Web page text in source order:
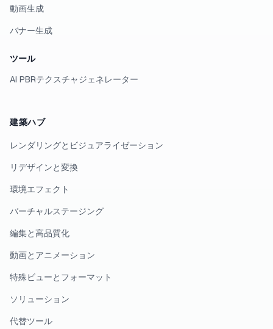
動画生成
バナー生成
ツール
AI PBRテクスチャジェネレーター
建築ハブ
レンダリングとビジュアライゼーション
リデザインと変換
環境エフェクト
バーチャルステージング
編集と高品質化
動画とアニメーション
特殊ビューとフォーマット
ソリューション
代替ツール